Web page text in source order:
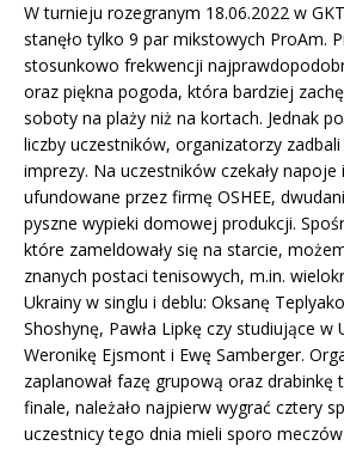
W turnieju rozegranym 18.06.2022 w
stanęło tylko 9 par mikstowych ProAm.
stosunkowo frekwencji
oraz piękna pogoda, która bardziej
soboty na plaży niż na kortach. Jednak
liczby uczestników, organizatorzy
imprezy. Na uczestników czekały napoje
ufundowane przez firmę OSHEE,
pyszne wypieki domowej produkcji.
które zameldowały się na starcie,
znanych postaci tenisowych, m.in.
Ukrainy w singlu i deblu: Oksanę
Shoshynę, Pawła Lipkę czy studiujące w
Weronikę Ejsmont i Ewę Samberger.
zaplanował fazę grupową oraz drabinkę
finale, należało najpierw wygrać cztery
uczestnicy tego dnia mieli sporo